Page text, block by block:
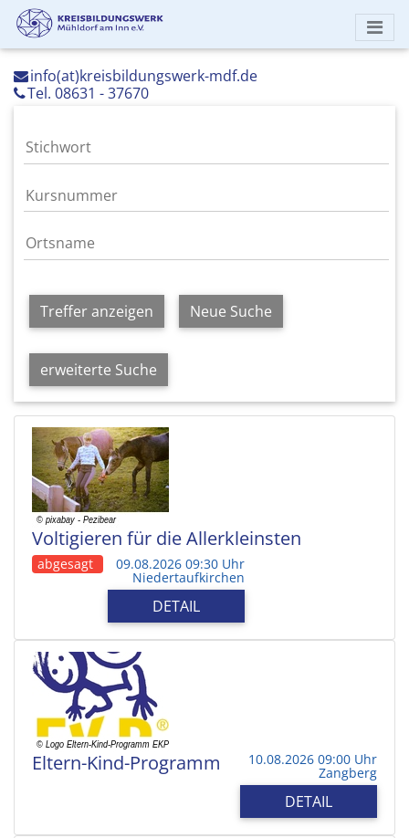
info(at)kreisbildungswerk-mdf.de
Tel. 08631 - 37670
Treffer anzeigen Neue Suche
erweiterte Suche
Voltigieren für die Allerkleinsten
abgesagt 09.08.2026 09:30 Uhr
Niedertaufkirchen
DETAIL
Eltern-Kind-Programm 10.08.2026 09:00 Uhr
Zangberg
DETAIL